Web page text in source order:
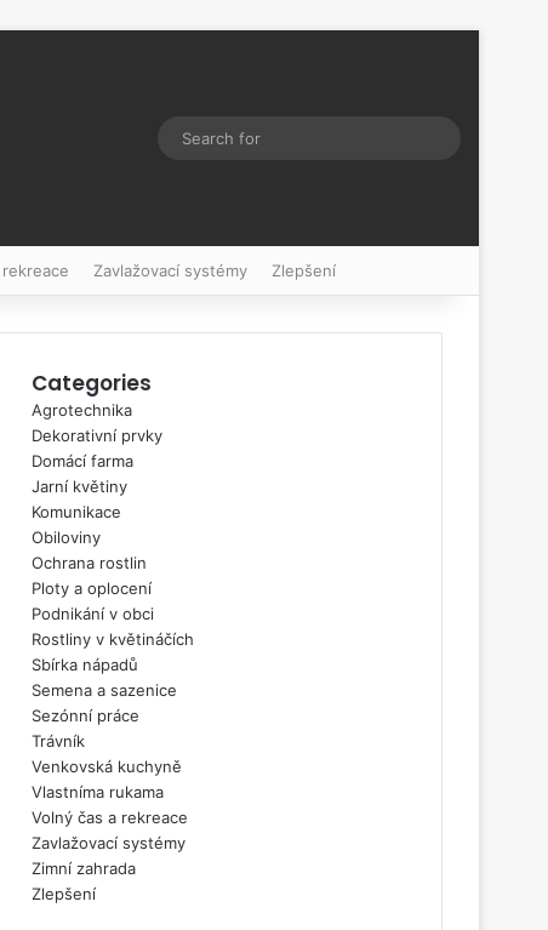
Switch skin
Zavlažovací systémy Zlepšení
Categories
Agrotechnika
Dekorativní prvky
Domácí farma
Jarní květiny
Komunikace
Obiloviny
Ochrana rostlin
Ploty a oplocení
Podnikání v obci
Rostliny v květináčích
Sbírka nápadů
Semena a sazenice
Sezónní práce
Trávník
Venkovská kuchyně
Vlastníma rukama
Volný čas a rekreace
Zavlažovací systémy
Zimní zahrada
Zlepšení